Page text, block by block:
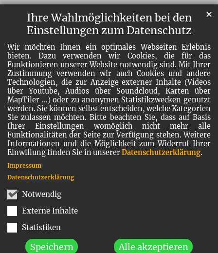
Ihre Wahlmöglichkeiten bei den
Einstellungen zum Datenschutz
Wir möchten Ihnen ein optimales Webseiten-Erlebnis
bieten. Dazu verwenden wir Cookies, die für das
Funktionieren unserer Website notwendig sind. Mit Ihrer
Zustimmung verwenden wir auch Cookies und andere
Technologien, die zur Anzeige externer Inhalte (Videos
über Youtube, Audios über Soundcloud, Karten über
MapTiler ...) oder zu anonymen Statistikzwecken genutzt
werden. Sie können selbst entscheiden, welche Kategorien
Sie zulassen möchten. Bitte beachten Sie, dass auf Basis
Ihrer Einstellungen womöglich nicht mehr alle
Funktionalitäten der Seite zur Verfügung stehen. Weitere
Informationen und die Möglichkeit zum Widerruf Ihrer
Einwillung finden Sie in unsererDatenschutzerklärung.
Notwendig
Externe Inhalte
Statistiken
Speichern Alle akzeptieren
✕
Impressum
Datenschutzerklärung